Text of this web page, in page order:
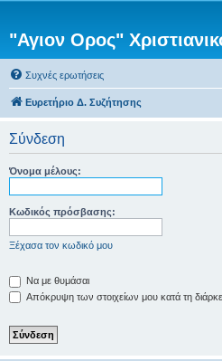
"Αγιον Ορος"
Συχνές ερωτήσεις
Ευρετήριο Δ. Συζήτησης
Σύνδεση
Όνομα μέλους:
Κωδικός πρόσβασης:
Ξέχασα τον κωδικό μου
Να με θυμάσαι
Απόκρυψη των στοιχείων μου κατά τη